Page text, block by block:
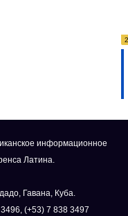
информационное
Латина.
Гавана, Куба.
(+53) 7 838 3497